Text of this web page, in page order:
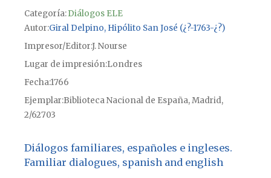
Categoría:Diálogos ELE
Autor Giral Delpino, Hipólito San José (¿?-1763-¿?)
Impresor/EditorJ. Nourse
Lugar de impresiónLondres
Fecha1766
Ejemplar Biblioteca Nacional de España, Madrid,
2/62703
Diálogos familiares, españoles e ingleses.
Familiar dialogues, spanish and english